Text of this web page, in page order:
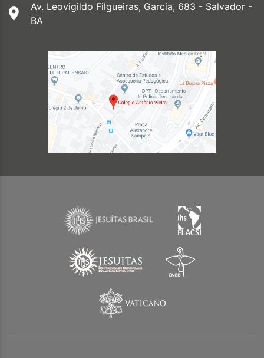
Av. Leovigildo Filgueiras, Garcia, 683 - Salvador -
BA